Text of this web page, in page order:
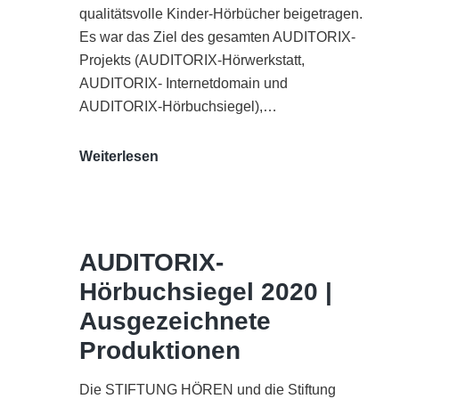
qualitätsvolle Kinder-Hörbücher beigetragen.
Es war das Ziel des gesamten AUDITORIX-
Projekts (AUDITORIX-Hörwerkstatt,
AUDITORIX- Internetdomain und
AUDITORIX-Hörbuchsiegel),…
Weiterlesen
Funkhaus
Köln
AUDITORIX-
Hörbuchsiegel 2020 |
Ausgezeichnete
Produktionen
Die STIFTUNG HÖREN und die Stiftung